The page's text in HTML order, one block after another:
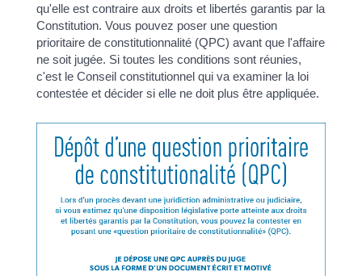
qu'elle est contraire aux droits et libertés garantis par la
Constitution. Vous pouvez poser une question
prioritaire de constitutionnalité (QPC) avant que l'affaire
ne soit jugée. Si toutes les conditions sont réunies,
c'est le Conseil constitutionnel qui va examiner la loi
contestée et décider si elle ne doit plus être appliquée.